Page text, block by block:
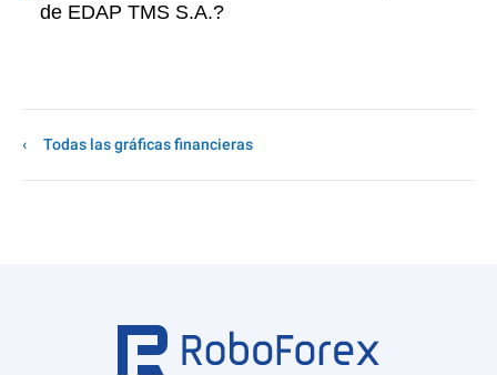
de EDAP TMS S.A.?
Todas las gráficas financieras